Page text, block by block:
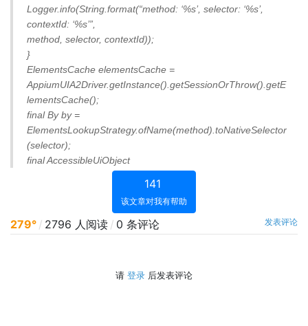
Logger.info(String.format(“method: ‘%s’, selector: ‘%s’,
contextId: ‘%s’”,
method, selector, contextId));
}
ElementsCache elementsCache =
AppiumUIA2Driver.getInstance().getSessionOrThrow().getE
lementsCache();
final By by =
ElementsLookupStrategy.ofName(method).toNativeSelector
(selector);
final AccessibleUiObject
141
该文章对我有帮助
279° / 2796 人阅读 / 0 条评论 发表评论
请 登录 后发表评论